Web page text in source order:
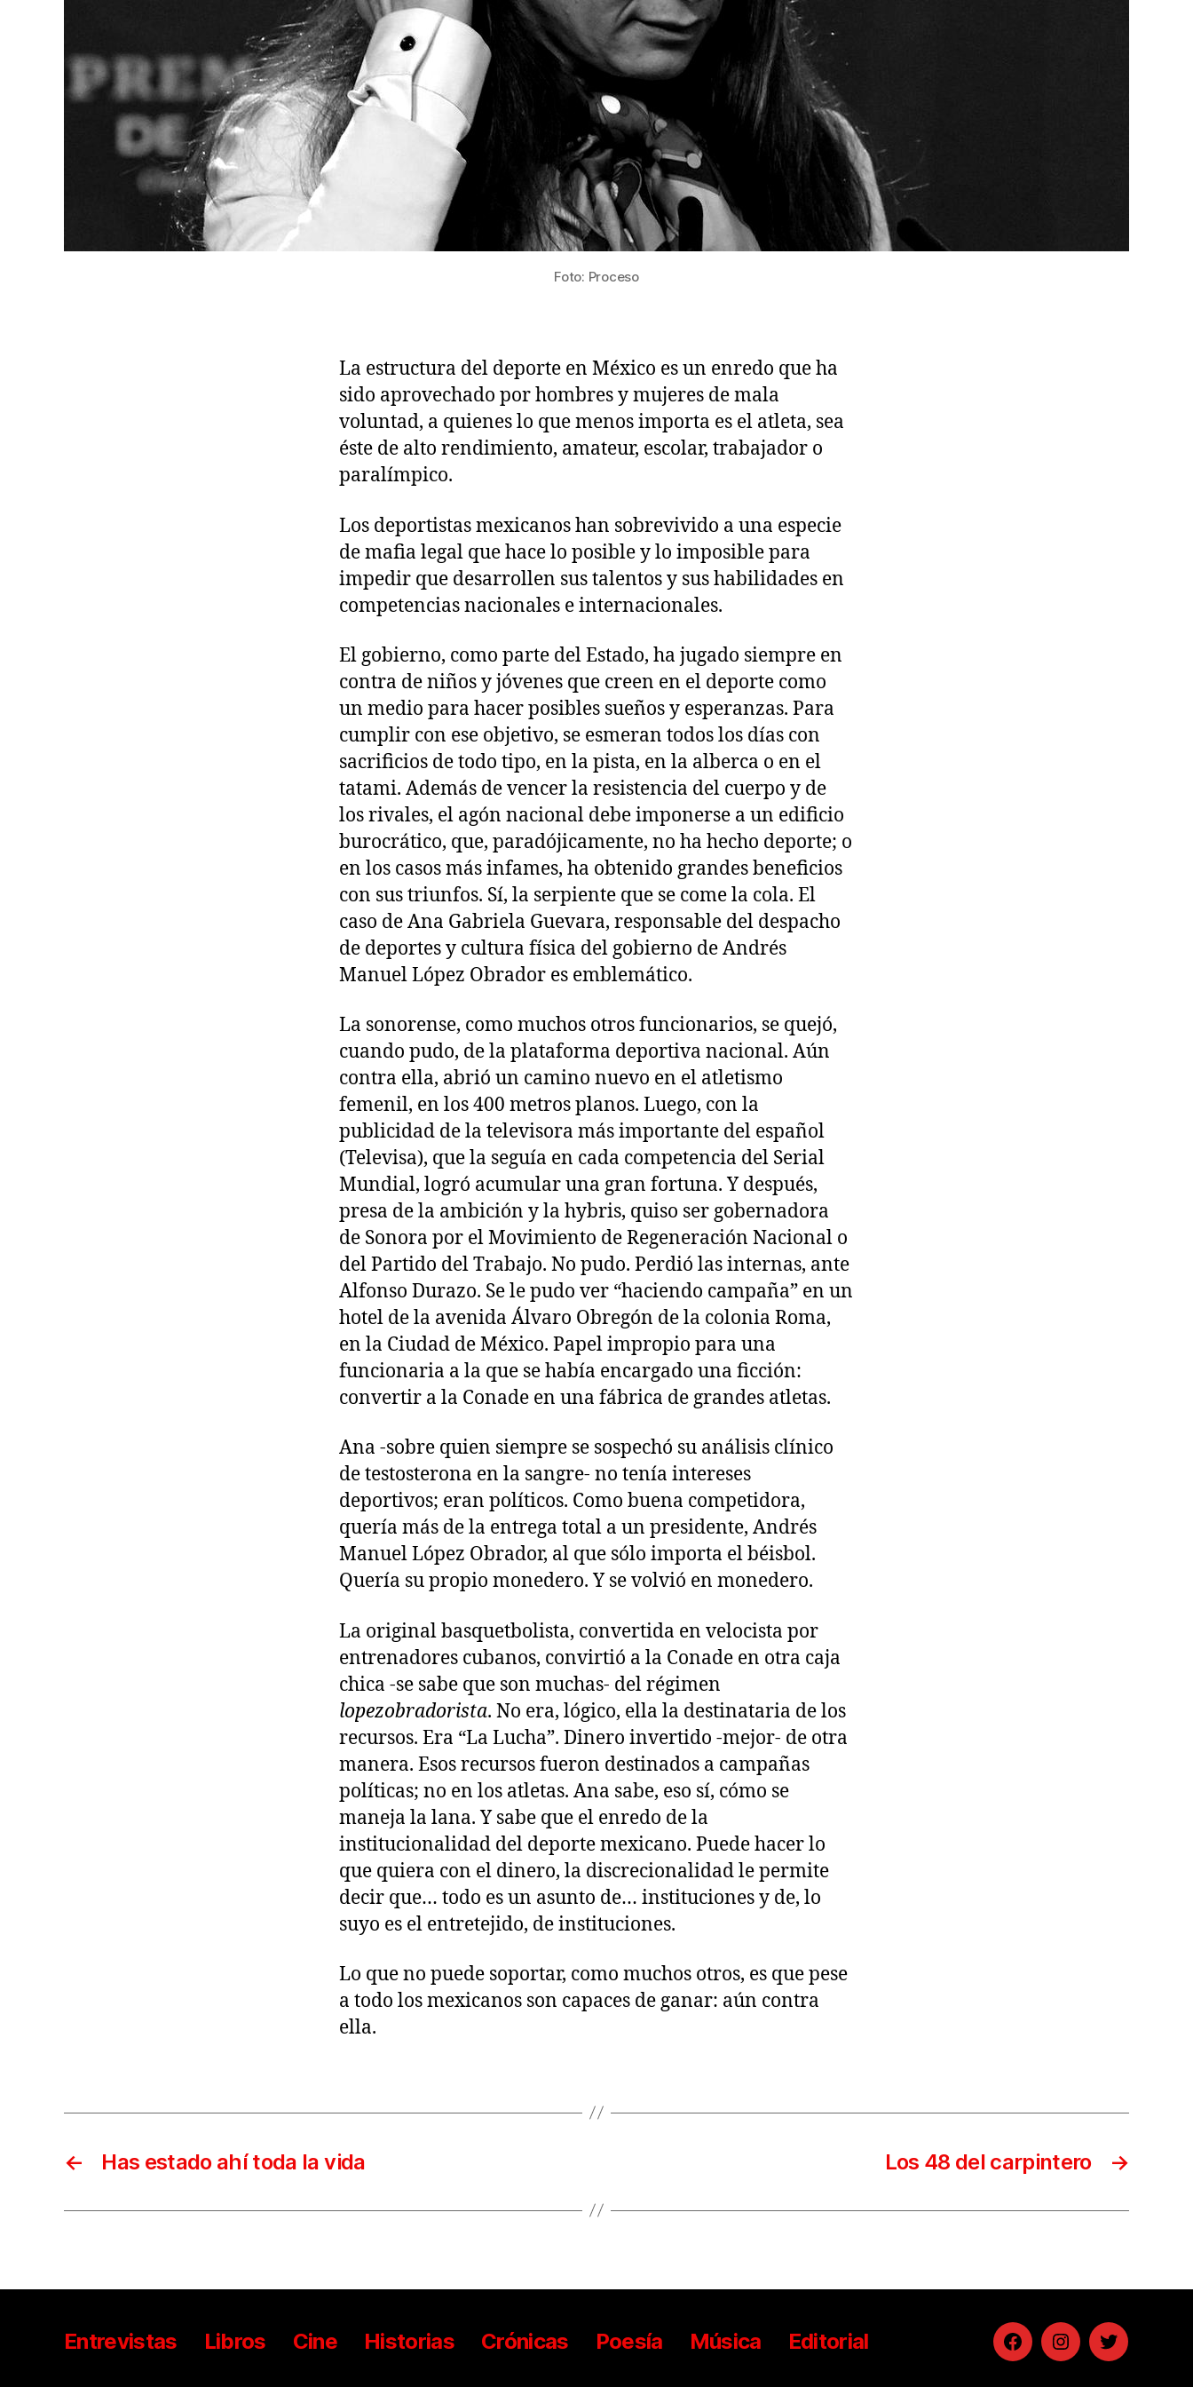
Foto: Proceso
La estructura del deporte en México es un enredo que ha
sido aprovechado por hombres y mujeres de mala
voluntad, a quienes lo que menos importa es el atleta, sea
éste de alto rendimiento, amateur, escolar, trabajador o
paralímpico.
Los deportistas mexicanos han sobrevivido a una especie
de mafia legal que hace lo posible y lo imposible para
impedir que desarrollen sus talentos y sus habilidades en
competencias nacionales e internacionales.
El gobierno, como parte del Estado, ha jugado siempre en
contra de niños y jóvenes que creen en el deporte como
un medio para hacer posibles sueños y esperanzas. Para
cumplir con ese objetivo, se esmeran todos los días con
sacrificios de todo tipo, en la pista, en la alberca o en el
tatami. Además de vencer la resistencia del cuerpo y de
los rivales, el agón nacional debe imponerse a un edificio
burocrático, que, paradójicamente, no ha hecho deporte; o
en los casos más infames, ha obtenido grandes beneficios
con sus triunfos. Sí, la serpiente que se come la cola. El
caso de Ana Gabriela Guevara, responsable del despacho
de deportes y cultura física del gobierno de Andrés
Manuel López Obrador es emblemático.
La sonorense, como muchos otros funcionarios, se quejó,
cuando pudo, de la plataforma deportiva nacional. Aún
contra ella, abrió un camino nuevo en el atletismo
femenil, en los 400 metros planos. Luego, con la
publicidad de la televisora más importante del español
(Televisa), que la seguía en cada competencia del Serial
Mundial, logró acumular una gran fortuna. Y después,
presa de la ambición y la hybris, quiso ser gobernadora
de Sonora por el Movimiento de Regeneración Nacional o
del Partido del Trabajo. No pudo. Perdió las internas, ante
Alfonso Durazo. Se le pudo ver “haciendo campaña” en un
hotel de la avenida Álvaro Obregón de la colonia Roma,
en la Ciudad de México. Papel impropio para una
funcionaria a la que se había encargado una ficción:
convertir a la Conade en una fábrica de grandes atletas.
Ana -sobre quien siempre se sospechó su análisis clínico
de testosterona en la sangre- no tenía intereses
deportivos; eran políticos. Como buena competidora,
quería más de la entrega total a un presidente, Andrés
Manuel López Obrador, al que sólo importa el béisbol.
Quería su propio monedero. Y se volvió en monedero.
La original basquetbolista, convertida en velocista por
entrenadores cubanos, convirtió a la Conade en otra caja
chica -se sabe que son muchas- del régimen
lopezobradorista. No era, lógico, ella la destinataria de los
recursos. Era “La Lucha”. Dinero invertido -mejor- de otra
manera. Esos recursos fueron destinados a campañas
políticas; no en los atletas. Ana sabe, eso sí, cómo se
maneja la lana. Y sabe que el enredo de la
institucionalidad del deporte mexicano. Puede hacer lo
que quiera con el dinero, la discrecionalidad le permite
decir que… todo es un asunto de… instituciones y de, lo
suyo es el entretejido, de instituciones.
Lo que no puede soportar, como muchos otros, es que pese
a todo los mexicanos son capaces de ganar: aún contra
ella.
← Has estado ahí toda la vida →
Los 48 del carpintero
Entrevistas Libros Cine Historias Crónicas Poesía Música Editorial FacebookInstagramTwitter